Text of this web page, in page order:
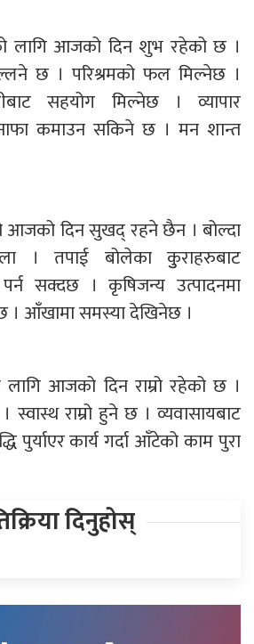
लागि आजको दिन शुभ रहेको छ ।
छ । परिश्रमको फल मिल्नेछ ।
सहयोग मिल्नेछ । व्यापार
कमाउन सकिने छ । मन शान्त
आजको दिन सुखद् रहने छैन । बोल्दा
। तपाई बोलेका कुुराहरुबाट
सक्दछ । कृषिजन्य उत्पादनमा
आँखामा समस्या देखिनेछ ।
आजको दिन राम्रो रहेको छ ।
स्वास्थ राम्रो हुने छ । व्यवासायबाट
पुर्याएर कार्य गर्दा आँटेको काम पुरा
दिनुहोस्